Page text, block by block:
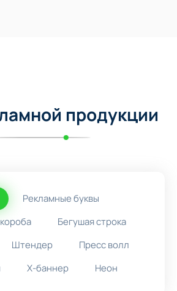
продукции
Рекламные буквы
Бегушая строка
Штендер
Пресс волл
X-баннер Неон